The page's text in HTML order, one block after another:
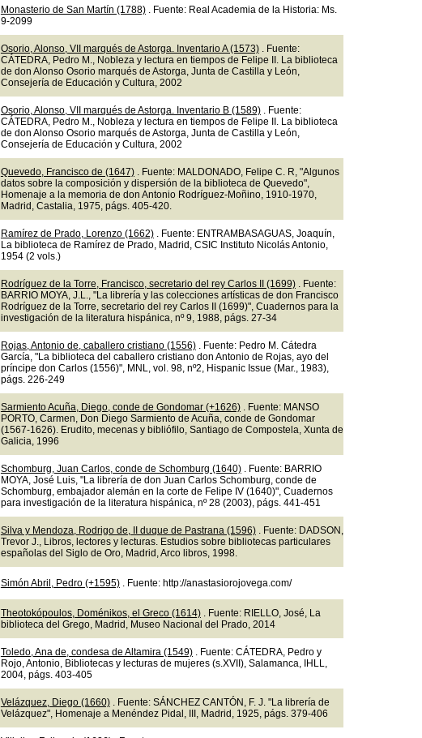
Monasterio de San Martín (1788). Fuente: Real Academia de la Historia: Ms.
9-2099
Osorio, Alonso, VII marqués de Astorga. Inventario A (1573). Fuente:
CÁTEDRA, Pedro M., Nobleza y lectura en tiempos de Felipe II. La biblioteca
de don Alonso Osorio marqués de Astorga, Junta de Castilla y León,
Consejería de Educación y Cultura, 2002
Osorio, Alonso, VII marqués de Astorga. Inventario B (1589). Fuente:
CÁTEDRA, Pedro M., Nobleza y lectura en tiempos de Felipe II. La biblioteca
de don Alonso Osorio marqués de Astorga, Junta de Castilla y León,
Consejería de Educación y Cultura, 2002
Quevedo, Francisco de (1647). Fuente: MALDONADO, Felipe C. R, "Algunos
datos sobre la composición y dispersión de la biblioteca de Quevedo",
Homenaje a la memoria de don Antonio Rodríguez-Moñino, 1910-1970,
Madrid, Castalia, 1975, págs. 405-420.
Ramírez de Prado, Lorenzo (1662). Fuente: ENTRAMBASAGUAS, Joaquín,
La biblioteca de Ramírez de Prado, Madrid, CSIC Instituto Nicolás Antonio,
1954 (2 vols.)
Rodríguez de la Torre, Francisco, secretario del rey Carlos II (1699). Fuente:
BARRIO MOYA, J.L., "La librería y las colecciones artísticas de don Francisco
Rodríguez de la Torre, secretario del rey Carlos II (1699)", Cuadernos para la
investigación de la literatura hispánica, nº 9, 1988, págs. 27-34
Rojas, Antonio de, caballero cristiano (1556). Fuente: Pedro M. Cátedra
García, "La biblioteca del caballero cristiano don Antonio de Rojas, ayo del
príncipe don Carlos (1556)", MNL, vol. 98, nº2, Hispanic Issue (Mar., 1983),
págs. 226-249
Sarmiento Acuña, Diego, conde de Gondomar (+1626). Fuente: MANSO
PORTO, Carmen, Don Diego Sarmiento de Acuña, conde de Gondomar
(1567-1626). Erudito, mecenas y bibliófilo, Santiago de Compostela, Xunta de
Galicia, 1996
Schomburg, Juan Carlos, conde de Schomburg (1640). Fuente: BARRIO
MOYA, José Luis, "La librería de don Juan Carlos Schomburg, conde de
Schomburg, embajador alemán en la corte de Felipe IV (1640)", Cuadernos
para investigación de la literatura hispánica, nº 28 (2003), págs. 441-451
Silva y Mendoza, Rodrigo de, II duque de Pastrana (1596). Fuente: DADSON,
Trevor J., Libros, lectores y lecturas. Estudios sobre bibliotecas particulares
españolas del Siglo de Oro, Madrid, Arco libros, 1998.
Simón Abril, Pedro (+1595). Fuente: http://anastasiorojovega.com/
Theotokópoulos, Doménikos, el Greco (1614). Fuente: RIELLO, José, La
biblioteca del Grego, Madrid, Museo Nacional del Prado, 2014
Toledo, Ana de, condesa de Altamira (1549). Fuente: CÁTEDRA, Pedro y
Rojo, Antonio, Bibliotecas y lecturas de mujeres (s.XVII), Salamanca, IHLL,
2004, págs. 403-405
Velázquez, Diego (1660). Fuente: SÁNCHEZ CANTÓN, F. J. "La librería de
Velázquez", Homenaje a Menéndez Pidal, III, Madrid, 1925, págs. 379-406